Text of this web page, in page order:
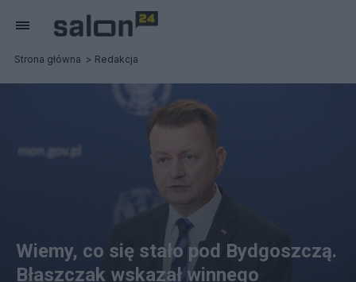
Strona główna Redakcja
Wiemy, co się stało pod Bydgoszczą.
Błaszczak wskazał winnego